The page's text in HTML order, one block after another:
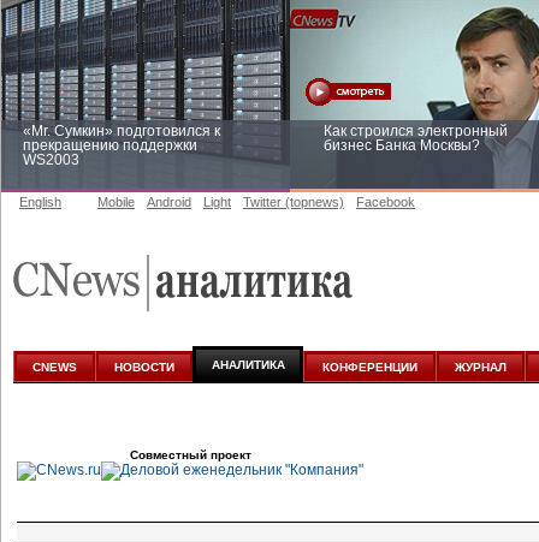
«Mr. Сумкин» подготовился к
прекращению поддержки
WS2003
Как строился электронный
бизнес Банка Москвы?
аналитике
English Mobile Android Light Twitter (topnews) Facebook
CNEWS НОВОСТИ АНАЛИТИКА КОНФЕРЕНЦИИ ЖУРНАЛ
Совместный проект